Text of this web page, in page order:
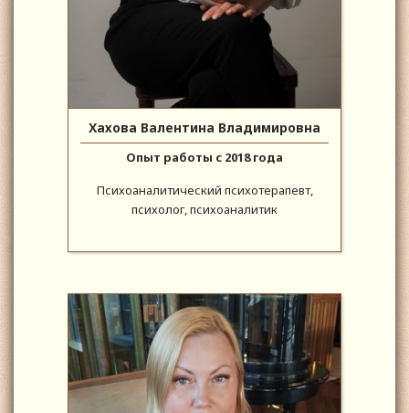
Хахова Валентина Владимировна
Опыт работы с 2018 года
Психоаналитический психотерапевт,
психолог, психоаналитик